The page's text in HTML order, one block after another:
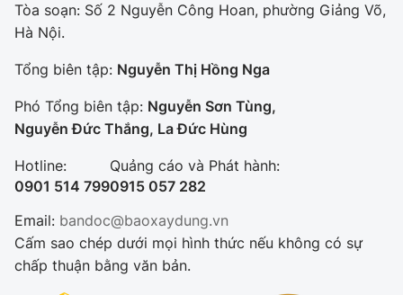
Tòa soạn: Số 2 Nguyễn Công Hoan, phường Giảng Võ,
Hà Nội.
Tổng biên tập: Nguyễn Thị Hồng Nga
Phó Tổng biên tập: Nguyễn Sơn Tùng,
Nguyễn Đức Thắng, La Đức Hùng
Hotline:
0901 514 799
Quảng cáo và Phát hành:
0915 057 282
Email: bandoc@baoxaydung.vn
Cấm sao chép dưới mọi hình thức nếu không có sự
chấp thuận bằng văn bản.